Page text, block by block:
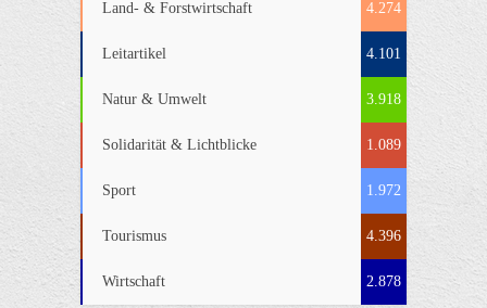
Land- & Forstwirtschaft 4.274
Leitartikel 4.101
Natur & Umwelt 3.918
Solidarität & Lichtblicke 1.089
Sport 1.972
Tourismus 4.396
Wirtschaft 2.878